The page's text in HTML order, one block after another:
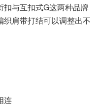
与互扣式G这两种品牌
肩带打结可以调整出不
连